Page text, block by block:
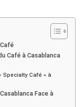
Café à Casablanca
Specialty Café » à
Face à